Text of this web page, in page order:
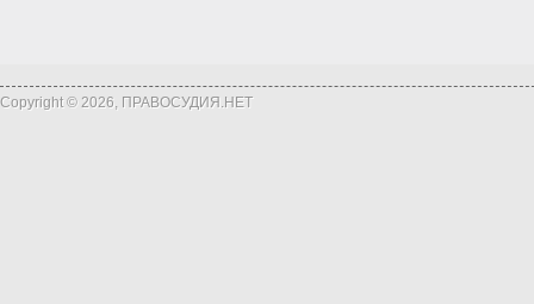
Copyright © 2026, ПРАВОСУДИЯ.НЕТ